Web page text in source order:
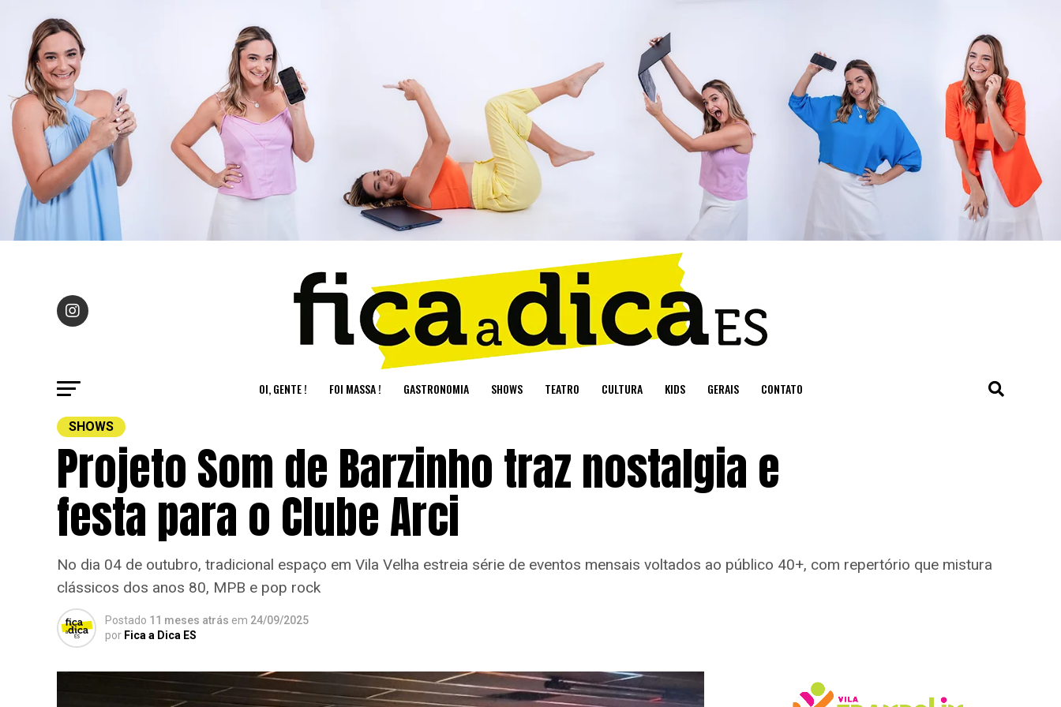
OI, GENTE ! FOI MASSA ! GASTRONOMIA SHOWS TEATRO CULTURA KIDS GERAIS CONTATO
SHOWS
Projeto Som de Barzinho traz nostalgia e
festa para o Clube Arci
No dia 04 de outubro, tradicional espaço em Vila Velha estreia série de eventos mensais voltados ao público 40+, com repertório que mistura
clássicos dos anos 80, MPB e pop rock
Postado 11 meses atrás em 24/09/2025
por Fica a Dica ES